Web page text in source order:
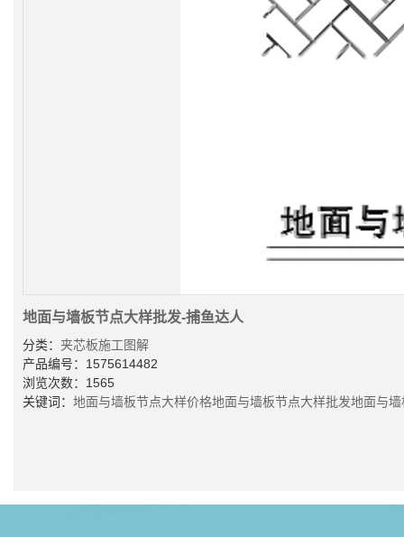
地面与墙板节点大样批发-捕鱼达人
分类： 夹芯板施工图解
产品编号：1575614482
浏览次数：1565
关键词： 地面与墙板节点大样价格地面与墙板节点大样批发地面与